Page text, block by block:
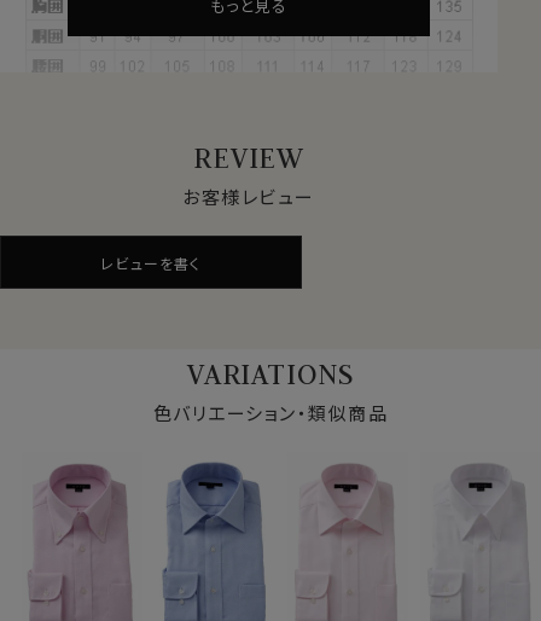
・しなやかで柔らかな風合い
・自然な美しい光沢
素材感・風合い・見栄えの良いことが特徴である綿
100％ですが、天然素材であるが故にしわができやすい
素材。
ャツに近い防しわ性があります。
しかし特殊な形態安定加工を施すと、生地にややハリが
出てソフト感が失われがちになります。
た上で防しわ機能を高めるべく、液体アンモニア処理を
したうえで形態安定加工を施しました。
結果、光沢感・ソフト感にあふれ着心地のいい、さらに洗
た、ozieの別注生地ならではの上質シャツに仕上がりま
もっと見る
REVIEW
お客様レビュー
レビューを書く
VARIATIONS
色バリエーション・類似商品